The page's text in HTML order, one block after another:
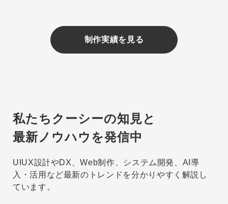
制作実績を見る
私たちクーシーの知見と
最新ノウハウを発信中
UIUX設計やDX、Web制作、システム開発、AI導
入・活用など最新のトレンドを分かりやすく解説し
ています。